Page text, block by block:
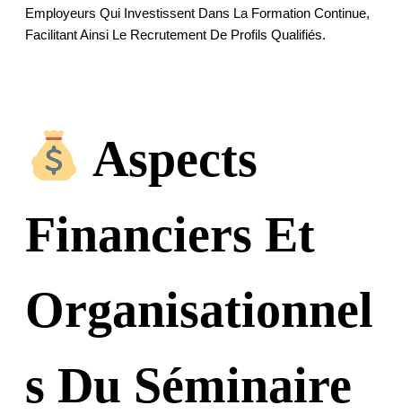
Employeurs Qui Investissent Dans La Formation Continue,
Facilitant Ainsi Le Recrutement De Profils Qualifiés.
Aspects
Financiers Et
Organisationnel
S Du Séminaire